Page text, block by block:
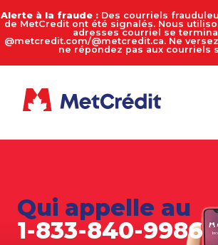
Alerte à la fraude : Des courriels
de MetCredit ont été signalés. Nous
adresses courriel se
@metcredit.com/@metcredit.ca. Ne
ne répondez pas aux courriels
Qui appelle au
1-833-840-9986